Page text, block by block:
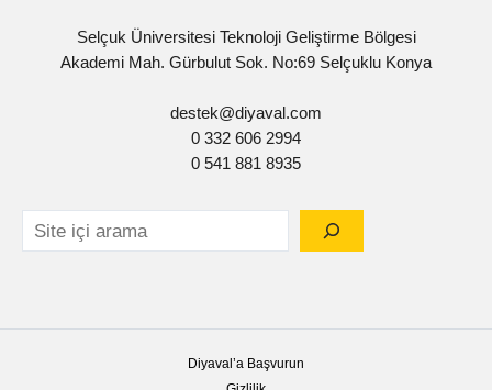
Selçuk Üniversitesi Teknoloji Geliştirme Bölgesi
Akademi Mah. Gürbulut Sok. No:69 Selçuklu Konya
destek@diyaval.com
0 332 606 2994
0 541 881 8935
Diyaval’a Başvurun